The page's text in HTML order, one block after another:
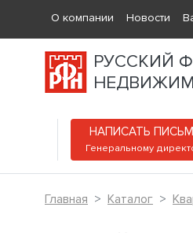
О компании Новости
РУССКИЙ
НАПИСАТЬ
Генеральному
Главная Каталог